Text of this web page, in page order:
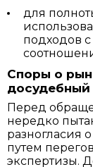
для
подходов
Споры о
Перед
нередко
разногласия
путем
экспертизы.